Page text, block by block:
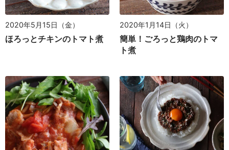
2020年5月15日（金）
ほろっとチキンのトマト煮
2020年1月14日（火）
簡単！ごろっと鶏肉のトマ
ト煮